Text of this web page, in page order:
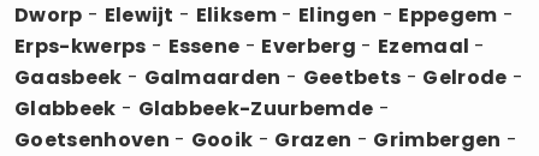
Dworp - Elewijt - Eliksem - Elingen - Eppegem -
Erps-kwerps - Essene - Everberg - Ezemaal -
Gaasbeek - Galmaarden - Geetbets - Gelrode -
Glabbeek - Glabbeek-Zuurbemde -
Goetsenhoven - Gooik - Grazen - Grimbergen -